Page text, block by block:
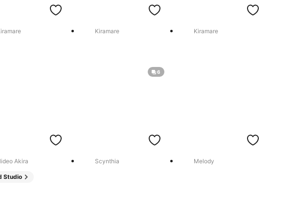
Kiramare Kiramare
Akira
Studio
6
Scynthia Melody